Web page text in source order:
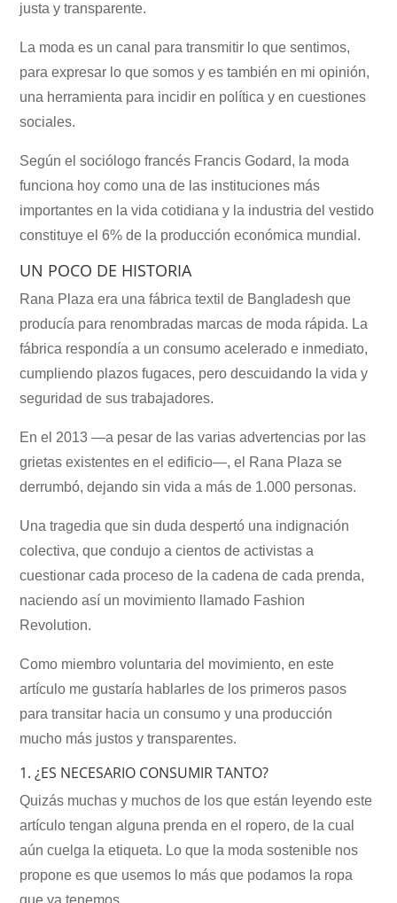
justa y transparente.
La moda es un canal para transmitir lo que sentimos,
para expresar lo que somos y es también en mi opinión,
una herramienta para incidir en política y en cuestiones
sociales.
Según el sociólogo francés Francis Godard, la moda
funciona hoy como una de las instituciones más
importantes en la vida cotidiana y la industria del vestido
constituye el 6% de la producción económica mundial.
UN POCO DE HISTORIA
Rana Plaza era una fábrica textil de Bangladesh que
producía para renombradas marcas de moda rápida. La
fábrica respondía a un consumo acelerado e inmediato,
cumpliendo plazos fugaces, pero descuidando la vida y
seguridad de sus trabajadores.
En el 2013 —a pesar de las varias advertencias por las
grietas existentes en el edificio—, el Rana Plaza se
derrumbó, dejando sin vida a más de 1.000 personas.
Una tragedia que sin duda despertó una indignación
colectiva, que condujo a cientos de activistas a
cuestionar cada proceso de la cadena de cada prenda,
naciendo así un movimiento llamado Fashion
Revolution.
Como miembro voluntaria del movimiento, en este
artículo me gustaría hablarles de los primeros pasos
para transitar hacia un consumo y una producción
mucho más justos y transparentes.
1. ¿ES NECESARIO CONSUMIR TANTO?
Quizás muchas y muchos de los que están leyendo este
artículo tengan alguna prenda en el ropero, de la cual
aún cuelga la etiqueta. Lo que la moda sostenible nos
propone es que usemos lo más que podamos la ropa